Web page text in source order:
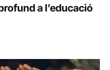
a l’educació